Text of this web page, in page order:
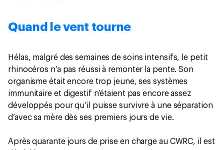
Quand le vent tourne
Hélas, malgré des semaines de soins intensifs, le petit
rhinocéros n’a pas réussi à remonter la pente. Son
organisme était encore trop jeune, ses systèmes
immunitaire et digestif n’étaient pas encore assez
développés pour qu’il puisse survivre à une séparation
d’avec sa mère dès ses premiers jours de vie.
Après quarante jours de prise en charge au CWRC, il est